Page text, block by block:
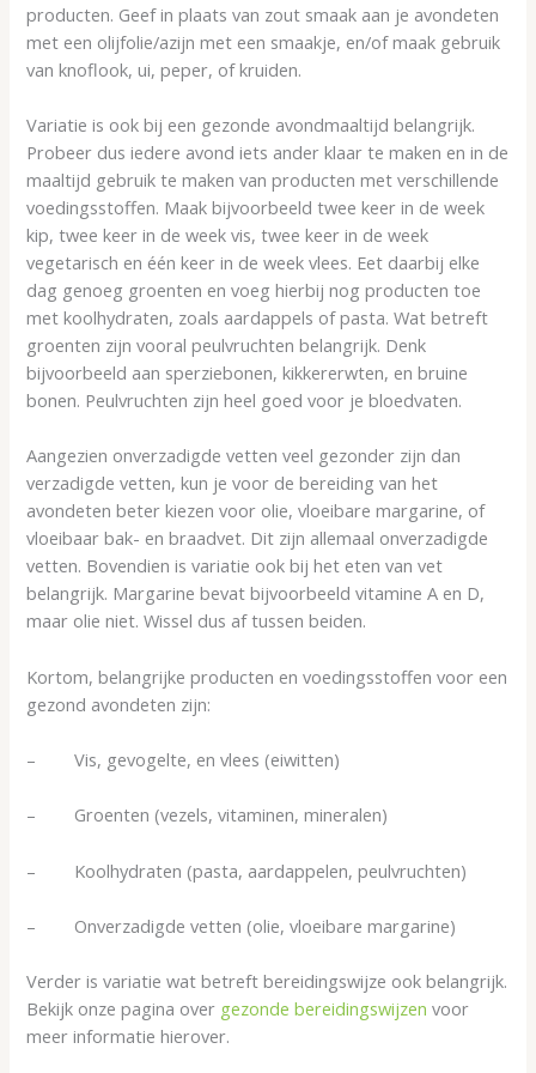
producten. Geef in plaats van zout smaak aan je avondeten
met een olijfolie/azijn met een smaakje, en/of maak gebruik
van knoflook, ui, peper, of kruiden.
Variatie is ook bij een gezonde avondmaaltijd belangrijk.
Probeer dus iedere avond iets ander klaar te maken en in de
maaltijd gebruik te maken van producten met verschillende
voedingsstoffen. Maak bijvoorbeeld twee keer in de week
kip, twee keer in de week vis, twee keer in de week
vegetarisch en één keer in de week vlees. Eet daarbij elke
dag genoeg groenten en voeg hierbij nog producten toe
met koolhydraten, zoals aardappels of pasta. Wat betreft
groenten zijn vooral peulvruchten belangrijk. Denk
bijvoorbeeld aan sperziebonen, kikkererwten, en bruine
bonen. Peulvruchten zijn heel goed voor je bloedvaten.
Aangezien onverzadigde vetten veel gezonder zijn dan
verzadigde vetten, kun je voor de bereiding van het
avondeten beter kiezen voor olie, vloeibare margarine, of
vloeibaar bak- en braadvet. Dit zijn allemaal onverzadigde
vetten. Bovendien is variatie ook bij het eten van vet
belangrijk. Margarine bevat bijvoorbeeld vitamine A en D,
maar olie niet. Wissel dus af tussen beiden.
Kortom, belangrijke producten en voedingsstoffen voor een
gezond avondeten zijn:
– Vis, gevogelte, en vlees (eiwitten)
– Groenten (vezels, vitaminen, mineralen)
– Koolhydraten (pasta, aardappelen, peulvruchten)
– Onverzadigde vetten (olie, vloeibare margarine)
Verder is variatie wat betreft bereidingswijze ook belangrijk.
Bekijk onze pagina over gezonde bereidingswijzen voor
meer informatie hierover.